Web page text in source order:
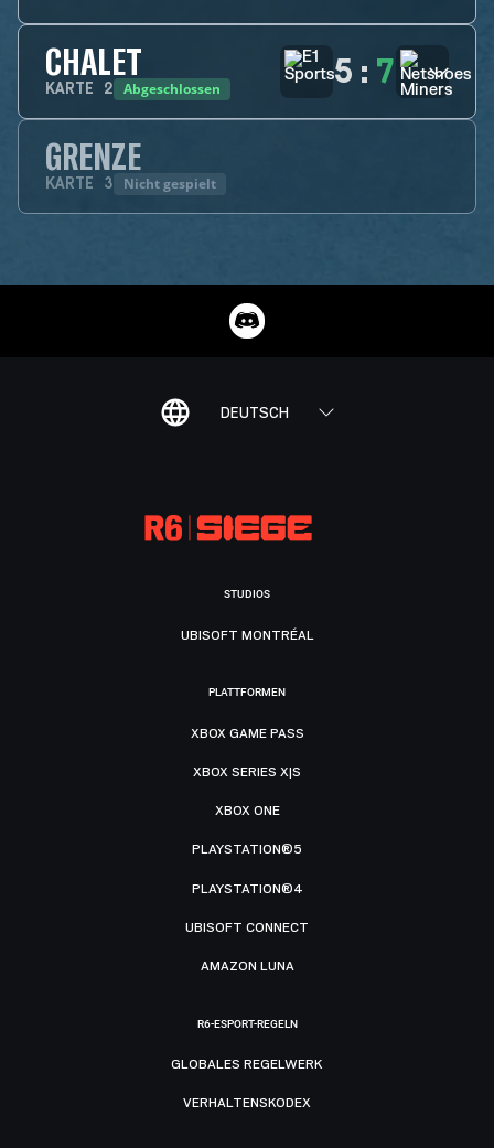
CHALET
KARTE 2 Abgeschlossen 5 : 7
GRENZE
KARTE 3 Nicht gespielt
DEUTSCH
STUDIOS
UBISOFT MONTRÉAL
PLATTFORMEN
XBOX GAME PASS
XBOX SERIES X|S
XBOX ONE
PLAYSTATION®5
PLAYSTATION®4
UBISOFT CONNECT
AMAZON LUNA
R6-ESPORT-REGELN
GLOBALES REGELWERK
VERHALTENSKODEX